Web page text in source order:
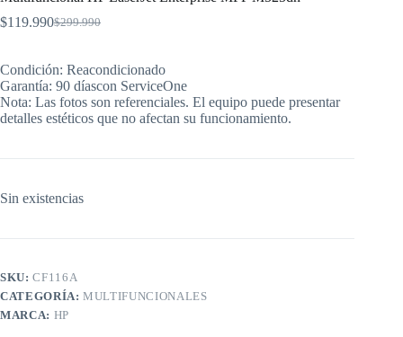
$299.990
El
original
era:
$299.990.
$119.990El
actual
es:
$119.990.
Condición: Reacondicionado
Garantía: 90 díascon ServiceOne
Nota: Las fotos son referenciales. El equipo puede presentar
detalles estéticos que no afectan su funcionamiento.
Sin existencias
SKU:CF116A
CATEGORÍA:MULTIFUNCIONALES
MARCA: HP